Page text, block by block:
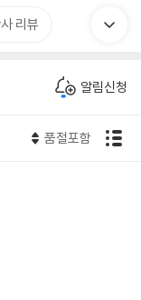
리뷰
알림신청
품절포함